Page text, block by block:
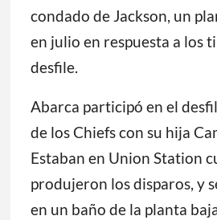
trabajaba su hermana,
tomarlo porque su pierna
curándose. Así que Abarca
de Prevención de la
condado de Jackson, un
en julio en respuesta a los
desfile.